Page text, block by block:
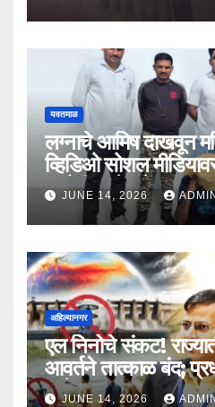
यवतमाळ
लग्नाचे आमिष दाखवून
व्हिडिओ सोशल
आरोपी अखेर जेरबंद!
JUNE 14, 2026
अहिल्यानगर
एल निनोचे संकट!
आवर्तने तात्काळ बंद;
आदेश
JUNE 14, 2026 ADMIN